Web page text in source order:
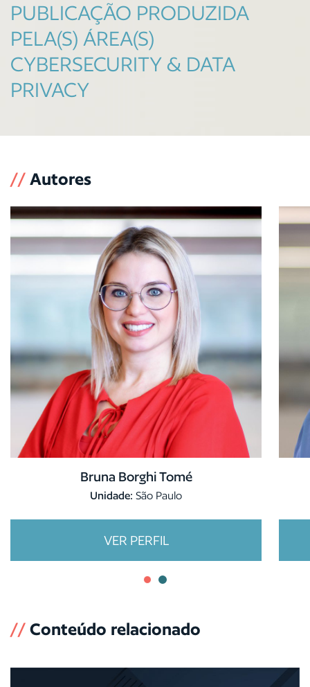
PUBLICAÇÃO PRODUZIDA
PELA(S) ÁREA(S)
CYBERSECURITY & DATA
PRIVACY
// Autores
Bruna Borghi Tomé
Unidade: São Paulo
VER PERFIL
// Conteúdo relacionado